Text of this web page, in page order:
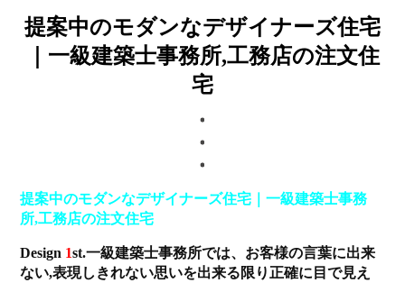
提案中のモダンなデザイナーズ住宅
｜一級建築士事務所,工務店の注文住
宅
提案中のモダンなデザイナーズ住宅｜一級建築士事務
所,工務店の注文住宅
Design 1st.一級建築士事務所では、お客様の言葉に出来
ない,表現しきれない思いを出来る限り正確に目で見え